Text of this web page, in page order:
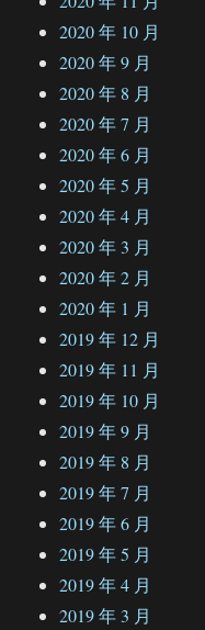
2020 年 10 月
2020 年 9 月
2020 年 8 月
2020 年 7 月
2020 年 6 月
2020 年 5 月
2020 年 4 月
2020 年 3 月
2020 年 2 月
2020 年 1 月
2019 年 12 月
2019 年 11 月
2019 年 10 月
2019 年 9 月
2019 年 8 月
2019 年 7 月
2019 年 6 月
2019 年 5 月
2019 年 4 月
2019 年 3 月